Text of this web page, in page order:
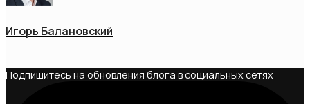
Игорь Балановский
Подпишитесь на обновления блога в социальных сетях